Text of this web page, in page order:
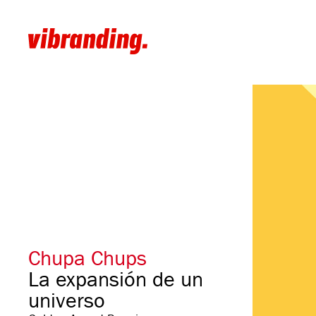
Chupa Chups
La expansión de un
universo